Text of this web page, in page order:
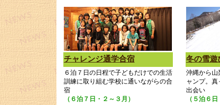
チャレンジ通学合宿
６泊７日の日程で子どもだけでの生活
訓練に取り組む学校に通いながらの合
宿
（６泊７日・２～３月）
冬の雪遊
沖縄から山
ャンプ。
出会い
（５泊６